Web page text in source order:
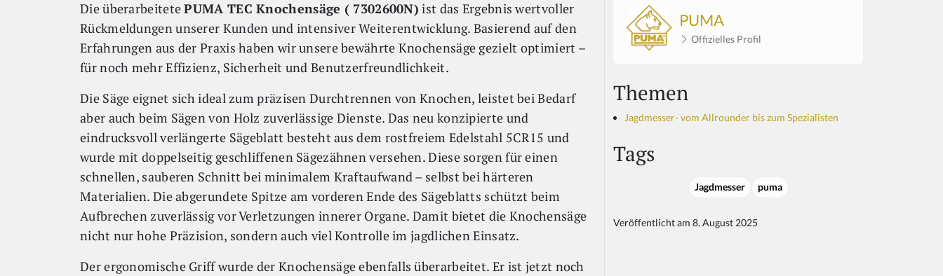
Die überarbeitetePUMA TEC Knochensäge ( 7302600N) ist das Ergebnis wertvoller
Rückmeldungen unserer Kunden und intensiver Weiterentwicklung. Basierend auf den
Erfahrungen aus der Praxis haben wir unsere bewährte Knochensäge gezielt optimiert –
für noch mehr Effizienz, Sicherheit und Benutzerfreundlichkeit.
Die Säge eignet sich ideal zum präzisen Durchtrennen von Knochen, leistet bei Bedarf
aber auch beim Sägen von Holz zuverlässige Dienste. Das neu konzipierte und
eindrucksvoll verlängerte Sägeblatt besteht aus dem rostfreiem Edelstahl 5CR15 und
wurde mit doppelseitig geschliffenen Sägezähnen versehen. Diese sorgen für einen
schnellen, sauberen Schnitt bei minimalem Kraftaufwand – selbst bei härteren
Materialien. Die abgerundete Spitze am vorderen Ende des Sägeblatts schützt beim
Aufbrechen zuverlässig vor Verletzungen innerer Organe. Damit bietet die Knochensäge
nicht nur hohe Präzision, sondern auch viel Kontrolle im jagdlichen Einsatz.
Der ergonomische Griff wurde der Knochensäge ebenfalls überarbeitet. Er ist jetzt noch
PUMA
Offizielles Profil
Themen
Jagdmesser- vom Allrounder bis zum Spezialisten
Tags
Jagdmesser puma
Veröffentlicht am 8. August 2025